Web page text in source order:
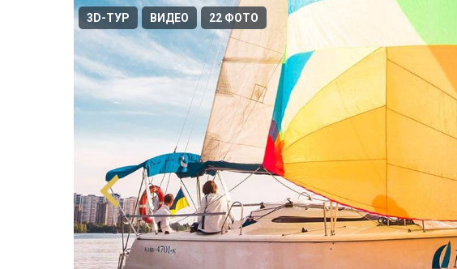
3D-ТУР ВИДЕО 22 ФОТО